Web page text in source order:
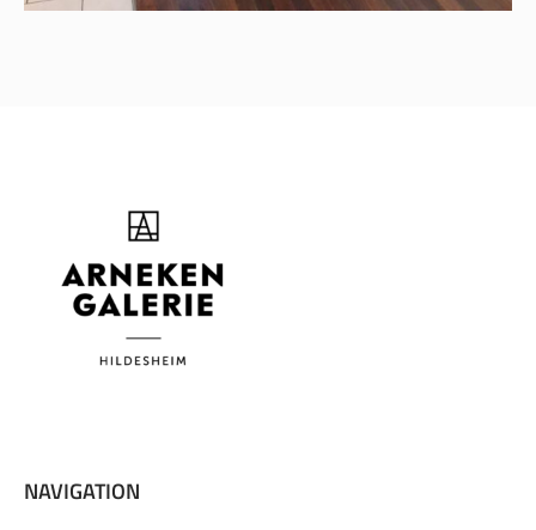
NAVIGATION